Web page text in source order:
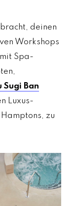
deinen
Workshops
Spa-
Sugi Ban
Luxus-
zu